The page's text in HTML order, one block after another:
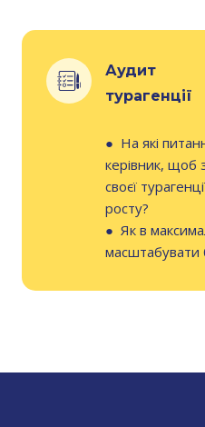
Аудит
турагенції
● На які
керівник, щоб
своєї
росту?
● Як в
масштабувати